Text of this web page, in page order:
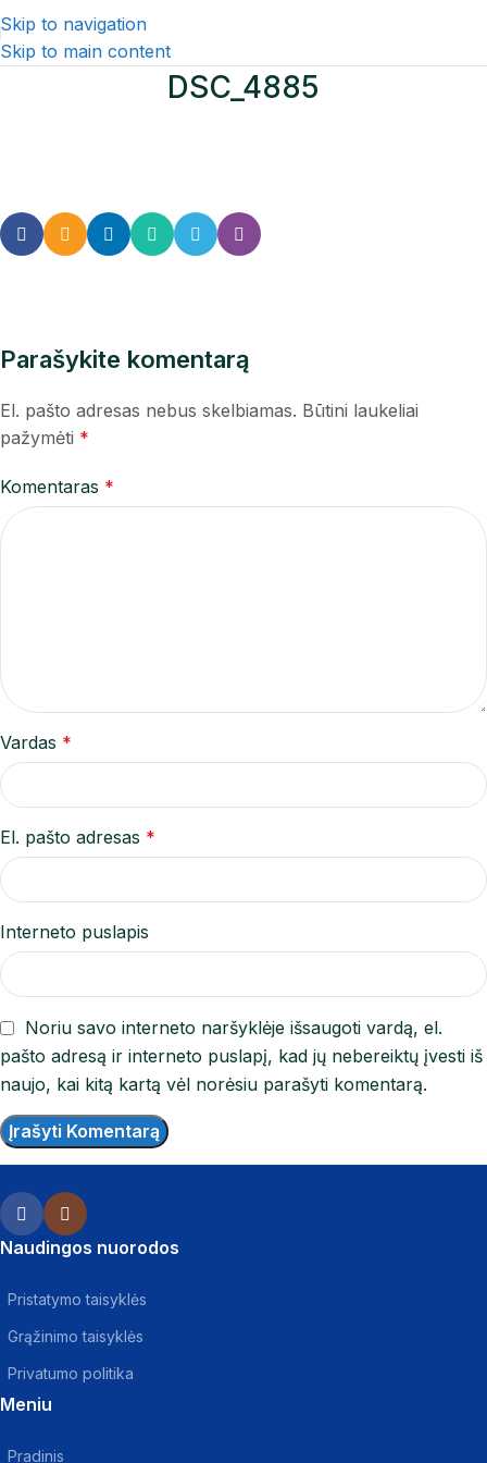
Skip to navigation
Skip to main content
DSC_4885
Parašykite komentarą
El. pašto adresas nebus skelbiamas. Būtini laukeliai
pažymėti *
Komentaras *
Vardas *
El. pašto adresas *
Interneto puslapis
Noriu savo interneto naršyklėje išsaugoti vardą, el.
pašto adresą ir interneto puslapį, kad jų nebereiktų įvesti iš
naujo, kai kitą kartą vėl norėsiu parašyti komentarą.
Naudingos nuorodos
Pristatymo taisyklės
Grąžinimo taisyklės
Privatumo politika
Meniu
Pradinis